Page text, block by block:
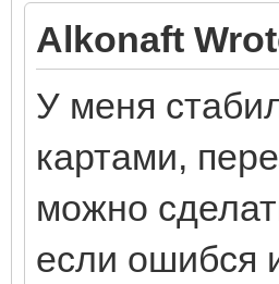
Alkonaft
У меня
картами,
можно
если ошибся